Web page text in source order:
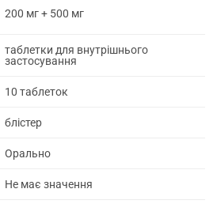
200 мг + 500 мг
таблетки для внутрішнього
застосування
10 таблеток
блістер
Орально
Не має значення